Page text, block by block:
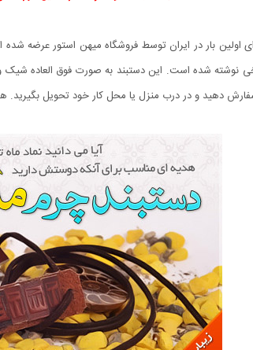
نوشته شده است. این دستبند به صورت فوق العاده
دهید و در درب منزل یا محل کار خود تحویل